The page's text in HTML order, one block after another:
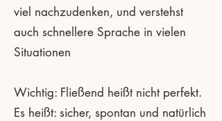
viel nachzudenken, und verstehst
auch schnellere Sprache in vielen
Situationen
Wichtig: Fließend heißt nicht perfekt.
Es heißt: sicher, spontan und natürlich